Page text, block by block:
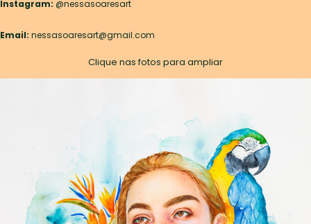
Instagram: @nessasoaresart
Email: nessasoaresart@gmail.com
Clique nas fotos para ampliar